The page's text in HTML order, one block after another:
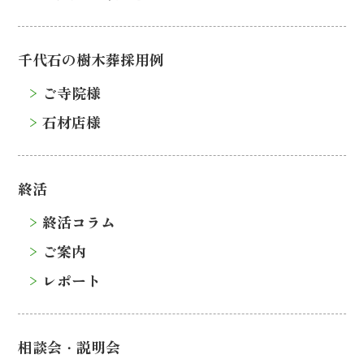
千代石の樹木葬採用例
ご寺院様
石材店様
終活
終活コラム
ご案内
レポート
相談会・説明会